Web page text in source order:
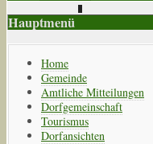
Hauptmenü
Home
Gemeinde
Amtliche Mitteilungen
Dorfgemeinschaft
Tourismus
Dorfansichten